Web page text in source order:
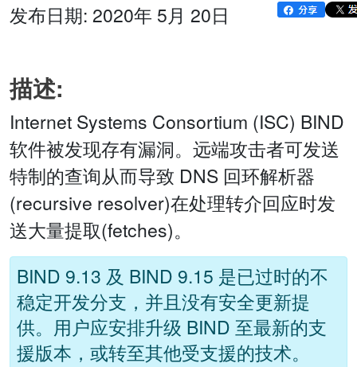
发布日期: 2020年 5月 20日
描述:
Internet Systems Consortium (ISC) BIND
软件被发现存有漏洞。远端攻击者可发送
特制的查询从而导致 DNS 回环解析器
(recursive resolver)在处理转介回应时发
送大量提取(fetches)。
BIND 9.13 及 BIND 9.15 是已过时的不
稳定开发分支，并且没有安全更新提
供。用户应安排升级 BIND 至最新的支
援版本，或转至其他受支援的技术。